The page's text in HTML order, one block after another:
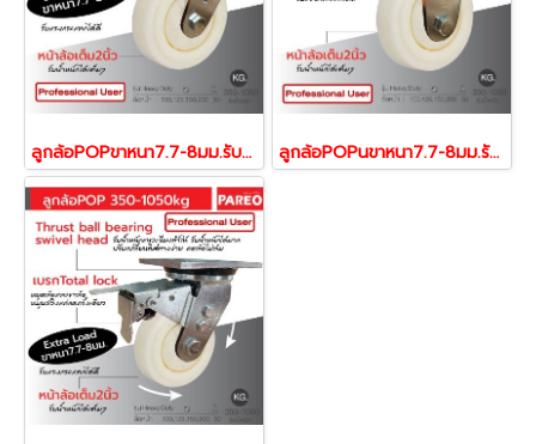
ลูกล้อPOPขาหนา7.7-8มม.รับน้ำหนัก350-1050กก.แป้นหมุน Heavy Duty รุ่น Extra ยี่ห้อ PAREO 38158,38165,38172,38189 ลูกล้อPOPนขาหนา7.7-8มม.รับน้ำหนัก350-1050กก.แป้นตาย Heavy Duty รุ่น Extra ยี่ห้อ PAREO 38202,38219,38226,38233